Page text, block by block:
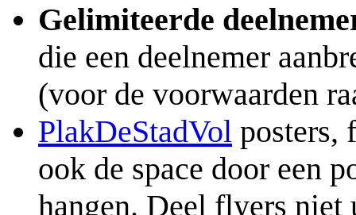
Gelimiteerde
die een deelnemer
(voor de voorwaarden
PlakDeStadVol posters,
ook de space door een
hangen. Deel flyers niet